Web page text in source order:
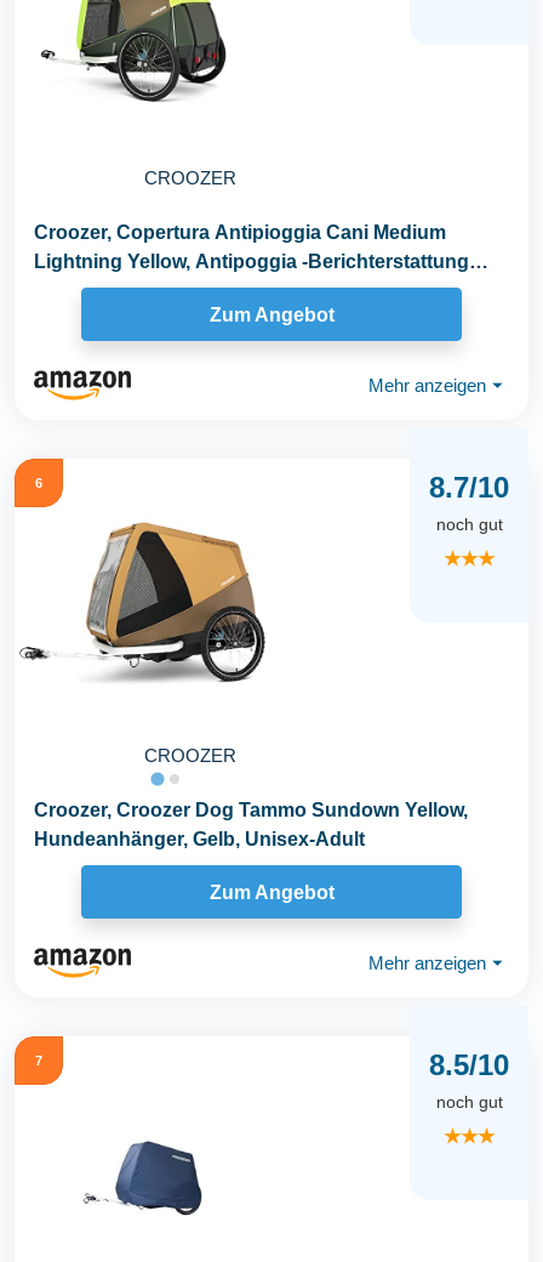
CROOZER
Croozer, Copertura Antipioggia Cani Medium
Lightning Yellow, Antipoggia -Berichterstattung
Zum Angebot
Mehr anzeigen ⏷
6
CROOZER
8.7/10
noch gut
★★★
Croozer, Croozer Dog Tammo Sundown Yellow,
Hundeanhänger, Gelb, Unisex-Adult
Zum Angebot
Mehr anzeigen ⏷
7 8.5/10
noch gut
★★★